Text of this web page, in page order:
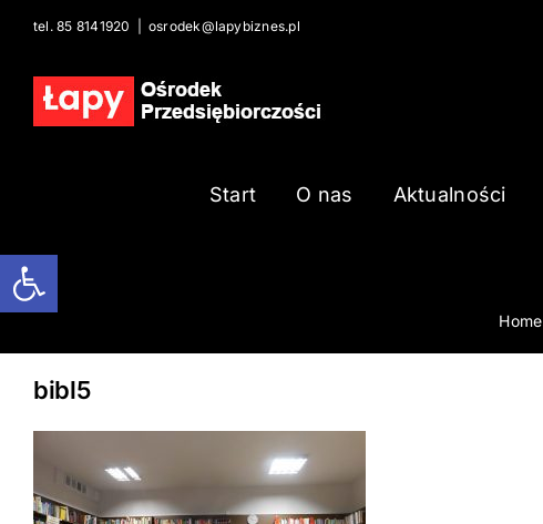
Open toolbar
content
tel. 85 8141920 osrodek@lapybiznes.pl
Start O nas Aktualności
Home
bibl5